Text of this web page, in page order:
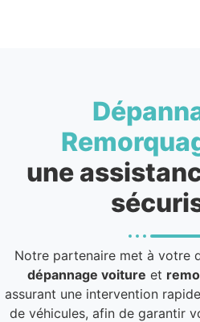
une
Notre partenaire met à votre
dépannage voiture et
assurant une intervention
de véhicules, afin de garantir